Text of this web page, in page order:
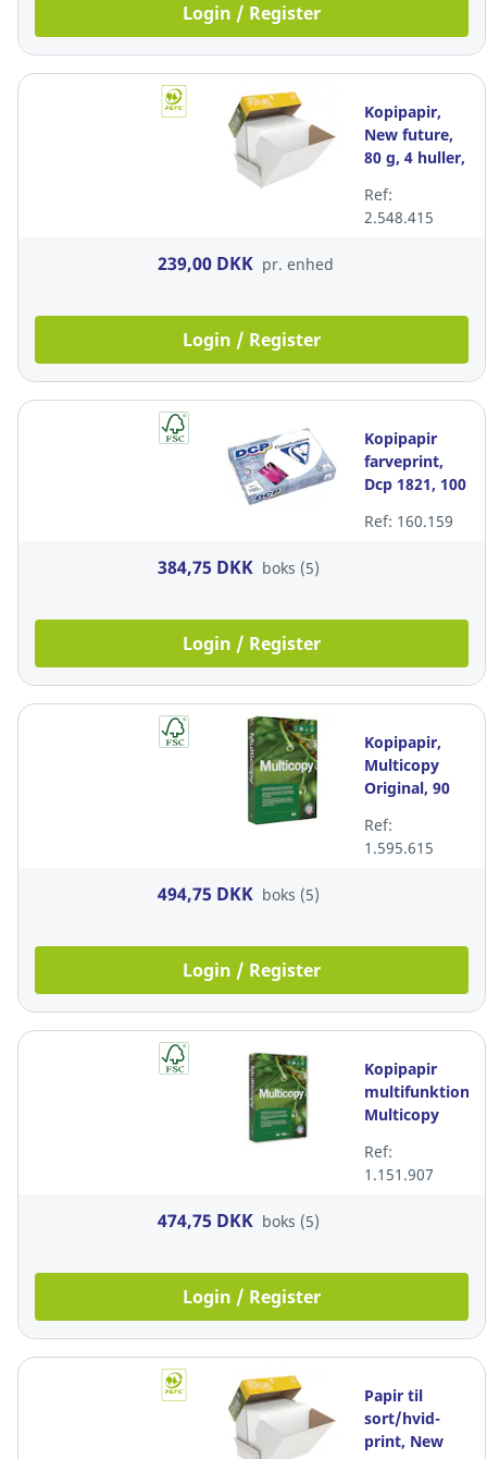
Login / Register
Kopipapir,
New future,
80 g, 4 huller,
Xpressbox,
A4, pakke a
Ref:
2.548.415
239,00 DKK pr. enhed
Login / Register
Kopipapir
farveprint,
Dcp 1821, 100
hvid, A4,
Ref: 160.159
384,75 DKK boks (5)
Login / Register
Kopipapir,
Multicopy
Original, 90
A4, pakke a 5
x 500 ark
Ref:
1.595.615
494,75 DKK boks (5)
Login / Register
Kopipapir
multifunktion,
Multicopy
g/m2, A4,
pakke a 5 x
Ref:
1.151.907
474,75 DKK boks (5)
Login / Register
Papir til
sort/hvid-
print, New